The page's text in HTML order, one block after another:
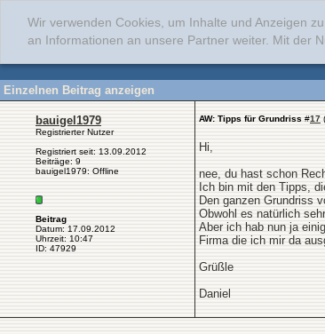
Wir verwenden Cookies, um Inhalte und Anzeigen
an Informationen an unsere Partner weiter. Mit der
Einzelnen Beitrag anzeigen
bauigel1979
Registrierter Nutzer
Registriert seit: 13.09.2012
Beiträge: 9
bauigel1979: Offline
Beitrag
Datum: 17.09.2012
Uhrzeit: 10:47
ID: 47929
AW: Tipps für Grundriss #17 (
Hi,
nee, du hast schon
Ich bin mit den Tipps,
Den ganzen Grundriss
Obwohl es natürlich
Aber ich hab nun ja
Firma die ich mir da
Grüßle
Daniel